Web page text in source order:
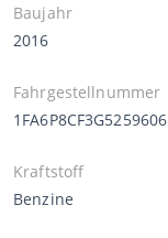
Baujahr
2016
Fahrgestellnummer
1FA6P8CF3G5259606
Kraftstoff
Benzine